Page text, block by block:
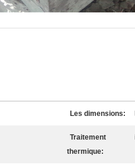
Les dimensions:
Traitement
thermique: